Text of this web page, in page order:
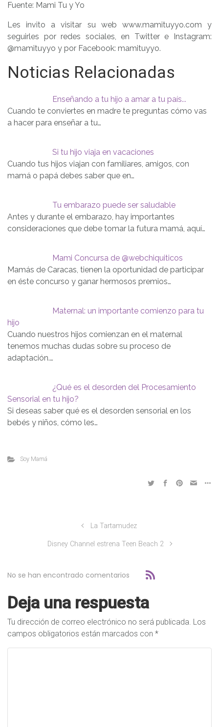
Fuente: Mami Tu y Yo
Les invito a visitar su web www.mamituyyo.com y
seguirles por redes sociales, en Twitter e Instagram:
@mamituyyo y por Facebook: mamituyyo.
Noticias Relacionadas
Enseñando a tu hijo a amar a tu país...
Cuando te conviertes en madre te preguntas cómo vas
a hacer para enseñar a tu…
Si tu hijo viaja en vacaciones
Cuando tus hijos viajan con familiares, amigos, con
mamá o papá debes saber que en…
Tu embarazo puede ser saludable
Antes y durante el embarazo, hay importantes
consideraciones que debe tomar la futura mamá, aquí…
Mami Concursa de @webchiquiticos
Mamás de Caracas, tienen la oportunidad de participar
en éste concurso y ganar hermosos premios…
Maternal: un importante comienzo para tu
hijo
Cuando nuestros hijos comienzan en el maternal
tenemos muchas dudas sobre su proceso de
adaptación.…
¿Qué es el desorden del Procesamiento
Sensorial en tu hijo?
Si deseas saber qué es el desorden sensorial en los
bebés y niños, cómo les…
Soy Mamá
La Tartamudez
Disney Channel estrena Teen Beach 2
No se han encontrado comentarios
Deja una respuesta
Tu dirección de correo electrónico no será publicada. Los
campos obligatorios están marcados con *